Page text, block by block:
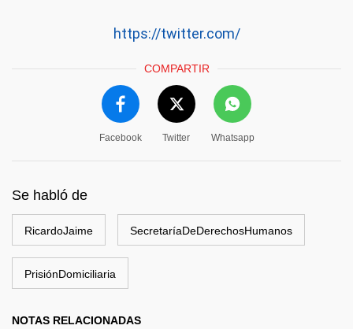
https://twitter.com/
COMPARTIR
Facebook Twitter Whatsapp
Se habló de
RicardoJaime SecretaríaDeDerechosHumanos
PrisiónDomiciliaria
NOTAS RELACIONADAS